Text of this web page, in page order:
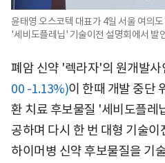
윤태영 오스코텍 대표가 4일 서울 여의
'세비도플레닙' 기술이전 설명회에서 발
폐암 신약 '렉라자'의 원개발사
00 -1.13%)이 한때 개발 중단
환 치료 후보물질 '세비도플레
공하며 다시 한 번 대형 기술
하이머병 신약 후보물질을 기